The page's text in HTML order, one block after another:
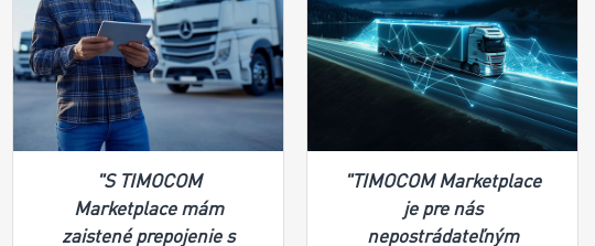
"S TIMOCOM
Marketplace mám
zaistené prepojenie s
"TIMOCOM Marketplace
je pre nás
nepostrádateľným